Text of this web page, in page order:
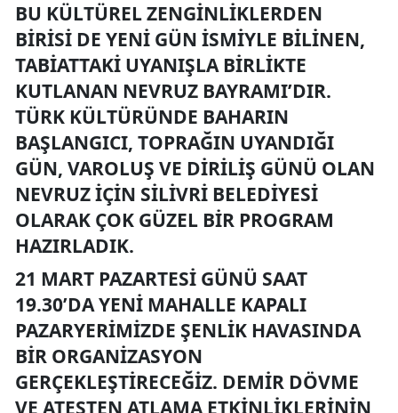
BU KÜLTÜREL ZENGINLIKLERDEN
BIRISI DE YENI GÜN ISMIYLE BILINEN,
TABIATTAKI UYANIŞLA BIRLIKTE
KUTLANAN NEVRUZ BAYRAMI’DIR.
TÜRK KÜLTÜRÜNDE BAHARIN
BAŞLANGICI, TOPRAĞIN UYANDIĞI
GÜN, VAROLUŞ VE DIRILIŞ GÜNÜ OLAN
NEVRUZ IÇIN SILIVRI BELEDIYESI
OLARAK ÇOK GÜZEL BIR PROGRAM
HAZIRLADIK.
21 MART PAZARTESI GÜNÜ SAAT
19.30’DA YENI MAHALLE KAPALI
PAZARYERIMIZDE ŞENLIK HAVASINDA
BIR ORGANIZASYON
GERÇEKLEŞTIRECEĞIZ. DEMIR DÖVME
VE ATEŞTEN ATLAMA ETKINLIKLERININ